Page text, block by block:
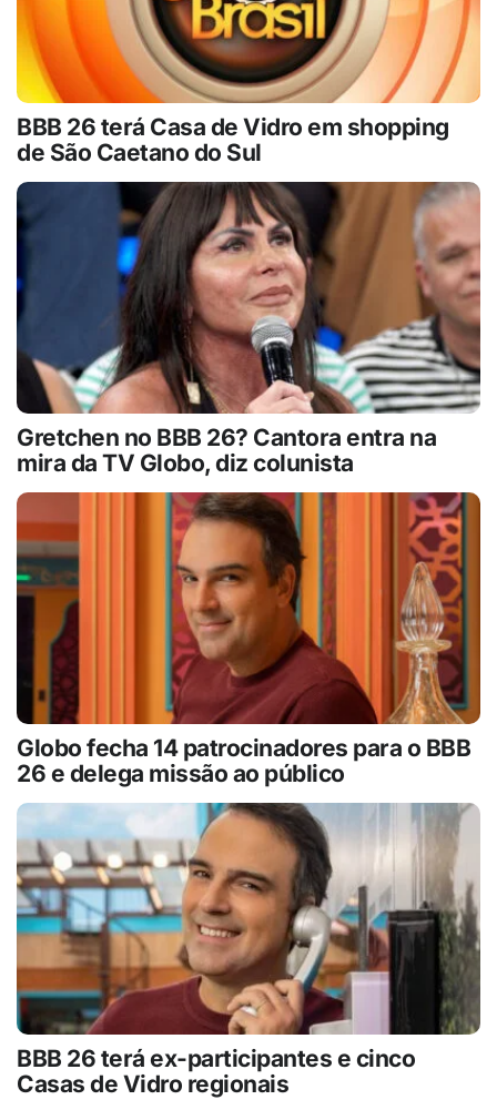
BBB 26 terá Casa de Vidro em shopping
de São Caetano do Sul
Gretchen no BBB 26? Cantora entra na
mira da TV Globo, diz colunista
Globo fecha 14 patrocinadores para o BBB
26 e delega missão ao público
BBB 26 terá ex-participantes e cinco
Casas de Vidro regionais